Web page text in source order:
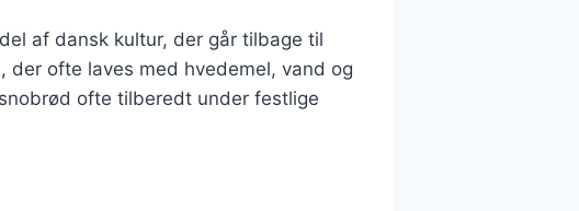
af dansk kultur, der går tilbage til
der ofte laves med hvedemel, vand og
ofte tilberedt under festlige